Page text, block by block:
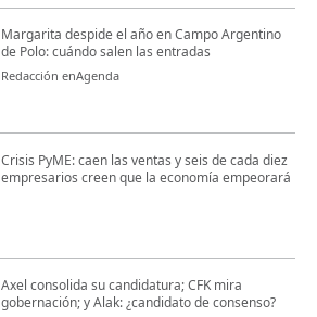
Margarita despide el año en Campo Argentino
de Polo: cuándo salen las entradas
Redacción enAgenda
Crisis PyME: caen las ventas y seis de cada diez
empresarios creen que la economía empeorará
Axel consolida su candidatura; CFK mira
gobernación; y Alak: ¿candidato de consenso?